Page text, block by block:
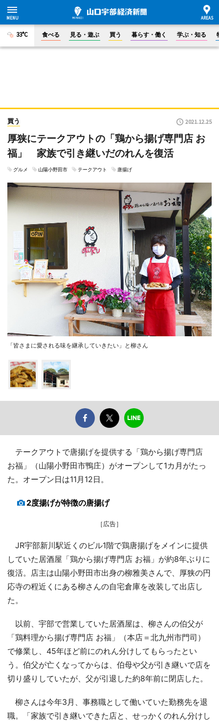
33°C 食べる 見る・遊ぶ 買う 暮らす・働く 学ぶ・知る
買う 2021.12.25
厚狭にテークアウトの「鶏から揚げ専門店 お
福」 家族で引き継いだのれんを復活
グルメ 山陽小野田市 テークアウト 唐揚げ
「皆さまに愛される味を継承していきたい」と柳さん
テークアウトで唐揚げを提供する「鶏から揚げ専門店
お福」（山陽小野田市鴨庄）がオープンして1カ月がたっ
た。オープン日は11月12日。
2度揚げが特徴の唐揚げ
［広告］
JR宇部新川駅近くのビル1階で鶏唐揚げをメインに提供
していた居酒屋「鶏から揚げ専門店 お福」が約8年ぶりに
復活。店主は山陽小野田市出身の柳雅美さんで、厚狭の円
応寺の程近くにある柳さんの自宅倉庫を改装して出店し
た。
以前、宇部で営業していた居酒屋は、柳さんの伯父が
「鶏料理から揚げ専門店 お福」（本店＝北九州市門司）
で修業し、45年ほど前にのれん分けしてもらったとい
う。伯父が亡くなってからは、伯母や父が引き継いで店を
切り盛りしていたが、父が引退した約8年前に閉店した。
柳さんは今年3月、事務職として働いていた勤務先を退
職。「家族で引き継いできた店と、せっかくのれん分けし